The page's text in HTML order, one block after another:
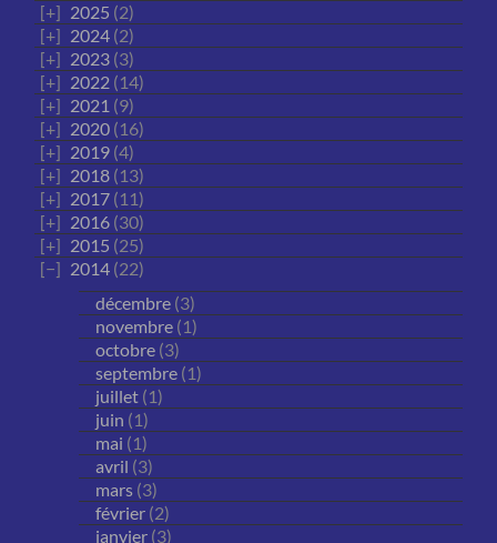
2025 (2)
2024 (2)
2023 (3)
2022 (14)
2021 (9)
2020 (16)
2019 (4)
2018 (13)
2017 (11)
2016 (30)
2015 (25)
2014 (22)
décembre (3)
novembre (1)
octobre (3)
septembre (1)
juillet (1)
juin (1)
mai (1)
avril (3)
mars (3)
février (2)
janvier (3)